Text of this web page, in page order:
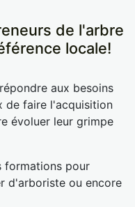
de l'arbre
locale!
aux besoins
de faire l'acquisition
évoluer leur grimpe
formations pour
d'arboriste ou encore